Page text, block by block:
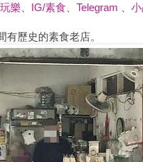
樂 IG/素食 Telegram
有歷史的素食老店。